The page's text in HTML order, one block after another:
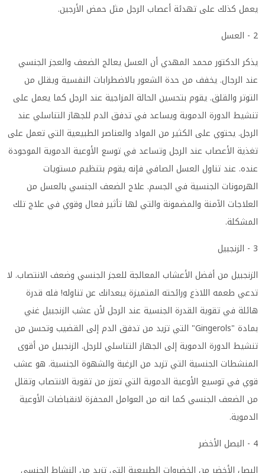
يعمل كذلك على تهدئة أعصاب الرجل مثل حمض الأرجين.
2 - العسل
يذكر الدكتور محمد المهدي أن العسل يعالج الضعف والعجز الجنسي
عند الرجال. يخفف من حدة الشعور بالاضطرابات النفسية ويقلل من
التوتر والقلق. يقوم بتحسين الحالة المزاجية عند الرجل كما يعمل على
تنشيط الدورة الدموية ويساعد في تدفق الدم للجهاز التناسلي عند
الرجل. يحتوي على الكثير من المواد والعناصر الطبيعية التي تعمل على
تغذية الأعصاب عند الرجل وتساعد في توسع الأوعية الدموية الموجودة
عنده. عند تناول العسل الصافي فإنه يقوم بتنظيم مستويات
الهرمونات الجنسية في الجسم. علاج الضعف الجنسي بالعسل من
العلاجات الآمنة والمضمونة والتي لها تأثير فعال وقوي في علاج تلك
المشكلة.
3 - الزنجبيل
الزنجبيل من أفضل الأعشاب المعالجة للعجز الجنسي وضعف الانتصاب. لا
تدعي طعمه اللاذع ورائحته المتميزة يبعدانك عن تناوله! فله قدرة
هائلة في تقوية القدرة الجنسية عند الرجل لأن عشب الزنجبيل غني
بمادة "Gingerols"
التي تزيد من تدفق الدم إلى القضيب وتحسن من
تنشيط الدورة الدموية إلى الجهاز التناسلي للرجل. الزنجبيل من أقوى
المنشطات الجنسية التي تزيد من الرغبة والشهوة الجنسية. هو عشب
قوي في توسيع الأوعية الدموية التي تعزز من تقوية الانتصاب وتقلل
من الضعف الجنسي كما انه من العوامل المحفزة لانقباضات الأوعية
الدموية.
4 - البصل الأخضر